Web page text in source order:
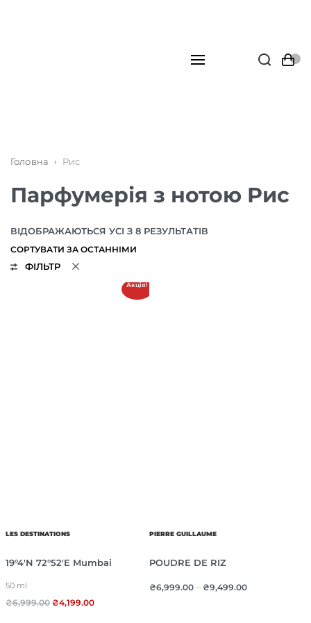
Головна › Рис
Парфумерія з нотою Рис
ВІДОБРАЖАЮТЬСЯ УСІ З 8 РЕЗУЛЬТАТІВ
ФІЛЬТР
Акція!
LES DESTINATIONS
19°4′N 72°52′E Mumbai
50 ml
₴6,999.00 ₴4,199.00
PIERRE GUILLAUME
POUDRE DE RIZ
₴6,999.00 – ₴9,499.00